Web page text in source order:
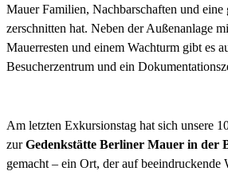
Mauer Familien, Nachbarschaften und eine
zerschnitten hat. Neben der Außenanlage
Mauerresten und einem Wachturm gibt es
Besucherzentrum und ein
Am letzten Exkursionstag hat sich unsere
zurGedenkstätte Berliner Mauer in der
gemacht – ein Ort, der auf beeindruckende